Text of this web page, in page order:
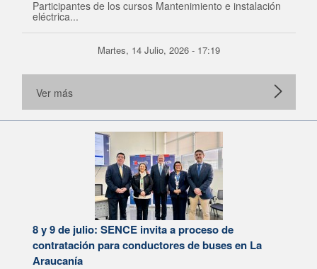
Participantes de los cursos Mantenimiento e instalación
eléctrica...
Martes, 14 Julio, 2026 - 17:19
Ver más
8 y 9 de julio: SENCE invita a proceso de
contratación para conductores de buses en La
Araucanía